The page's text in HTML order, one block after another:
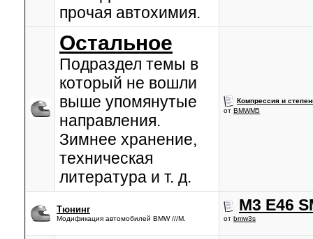
прочая автохимия.
Остальное
Подраздел темы в
который не вошли
выше упомянутые
направления.
Зимнее хранение,
техническая
литература и т. д.
Компрессия и
от BMWM5
Тюнинг
Модификация автомобилей BMW ///M.
M3 E46
от bmw3s